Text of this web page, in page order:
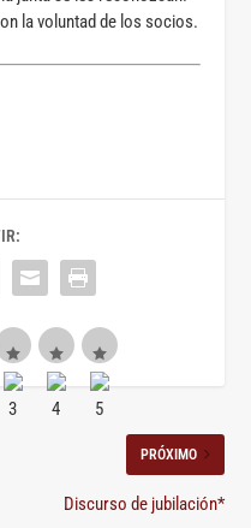
la voluntad de los socios.
PRÓXIMO
Discurso de jubilación*